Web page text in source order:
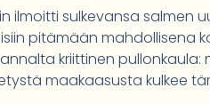
ilmoitti sulkevansa
pitämään mahdollisena
kriittinen pullonkaula:
maakaasusta kulkee